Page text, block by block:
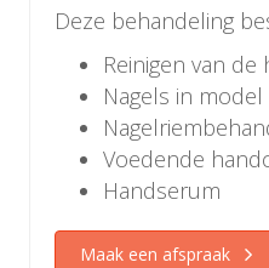
Deze behandeling
Reinigen van de
Nagels in
Voedende
Handserum
Maak een afspraak